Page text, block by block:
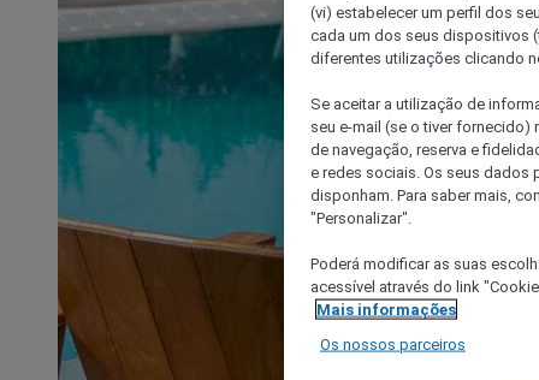
(vi) estabelecer um perfil dos
cada um dos seus dispositivos
diferentes utilizações clicando
Se aceitar a utilização de
seu e-mail (se o tiver
de navegação, reserva e
e redes sociais. Os seus dados
disponham. Para saber mais,
"Personalizar".
Poderá modificar as suas
acessível através do link
Mais informações
Os nossos parceiros